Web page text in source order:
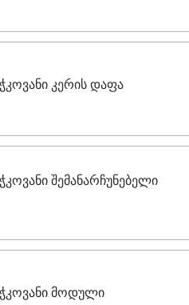
კერის დაფა
შემანარჩუნებელი
მოდული